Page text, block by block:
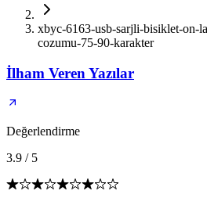
xbyc-6163-usb-sarjli-bisiklet-on-
cozumu-75-90-karakter
İlham Veren Yazılar
Değerlendirme
3.9 / 5